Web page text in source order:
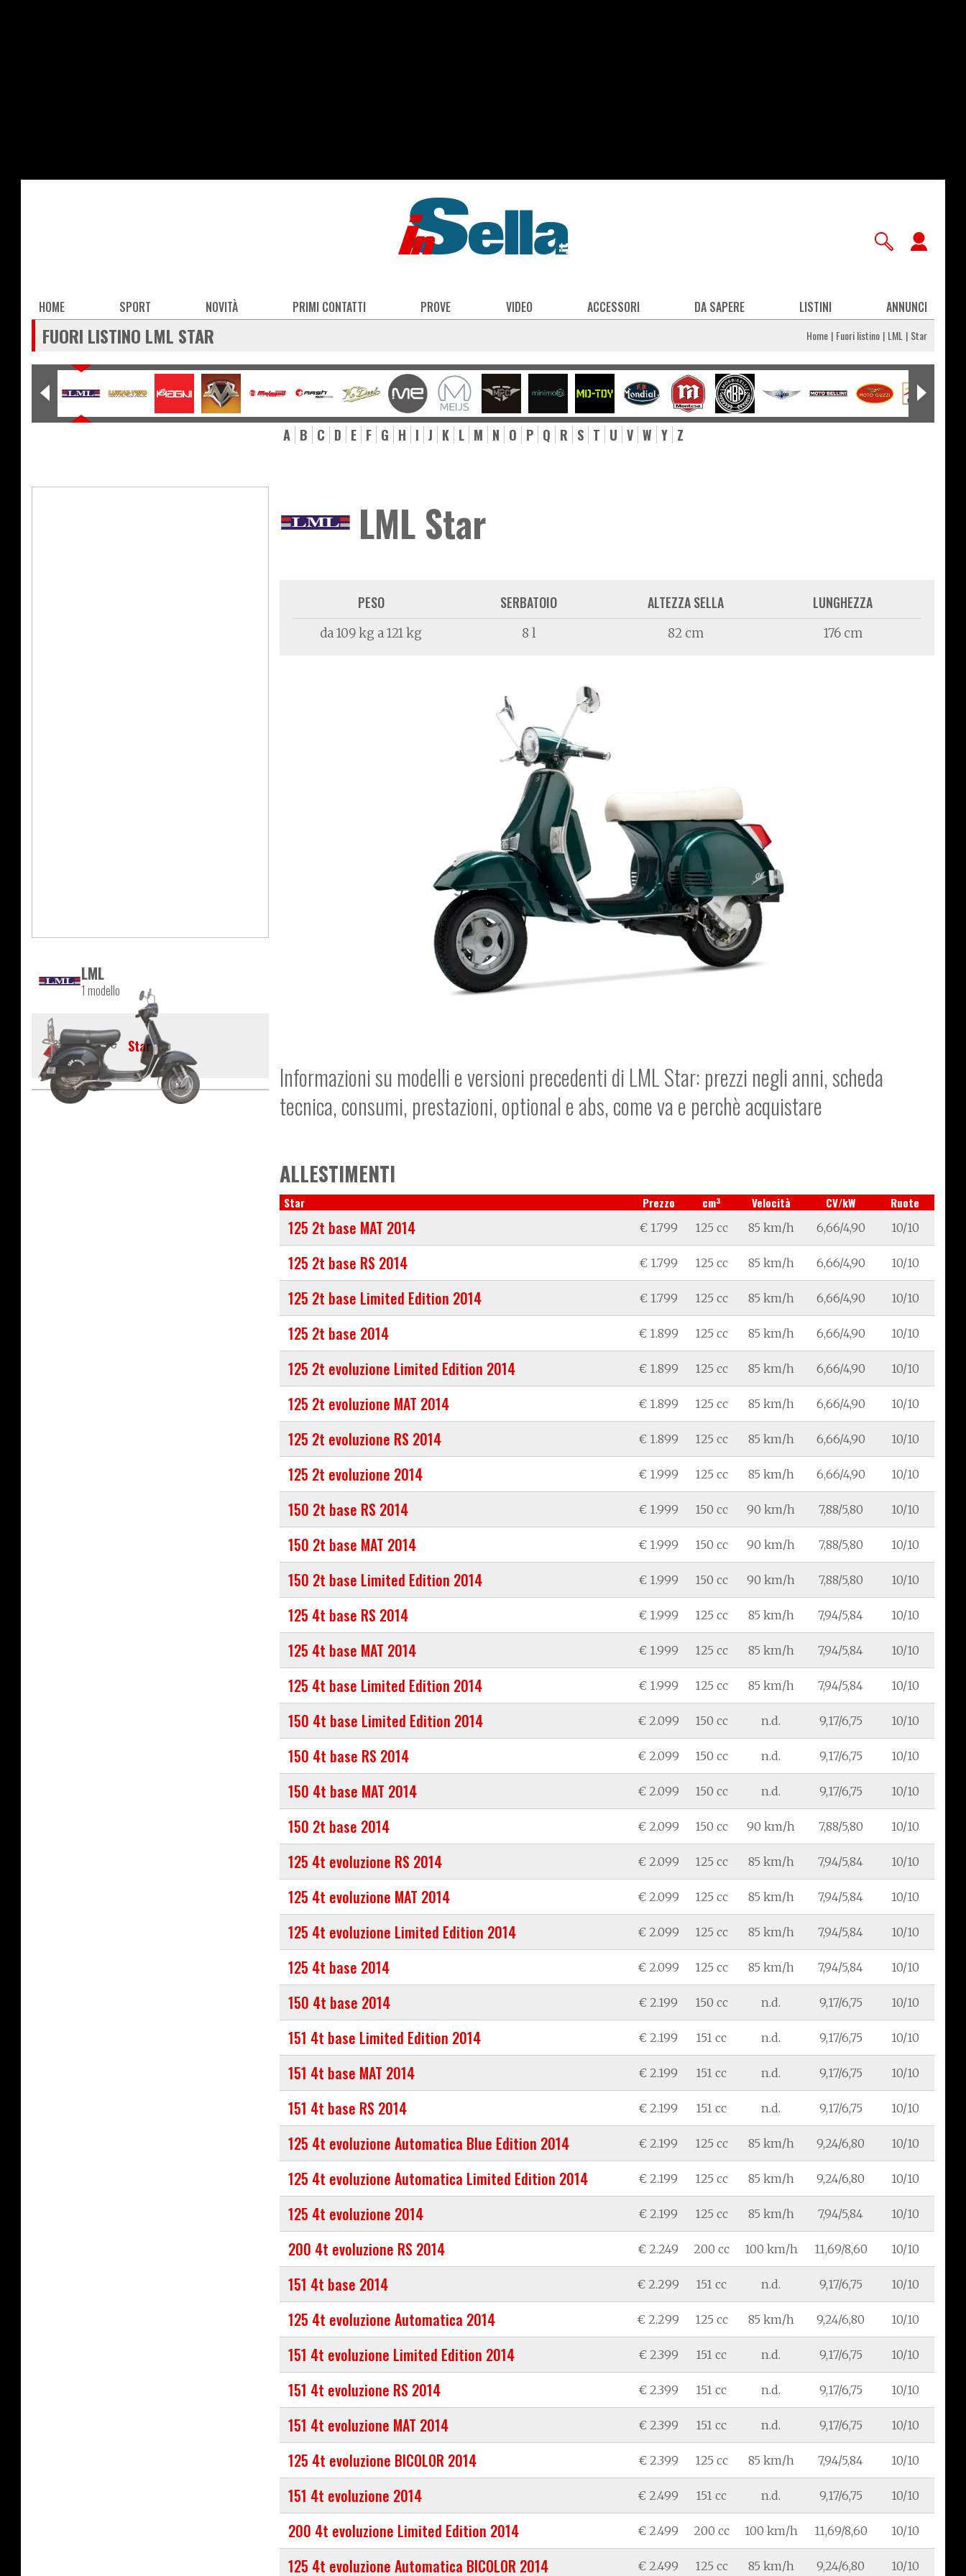
Main
navigation
HOME SPORT NOVITÀ PRIMI CONTATTI PROVE VIDEO ACCESSORI DA SAPERE LISTINI ANNUNCI
FUORI LISTINO LML STAR Home Fuori listino LML Star
A B C D E F G H I J K L M N O P Q R S T U V W Y Z
LML
1 modello
Star
LML Star
PESO
da 109 kg a 121 kg
SERBATOIO
8 l
ALTEZZA SELLA
82 cm
LUNGHEZZA
176 cm
Informazioni su modelli e versioni precedenti di LML Star: prezzi negli anni, scheda
tecnica, consumi, prestazioni, optional e abs, come va e perchè acquistare
ALLESTIMENTI
Star Prezzo cm3 Velocità CV/kW Ruote
125 2t base MAT 2014 € 1.799 125 cc 85 km/h 6,66/4,90 10/10
125 2t base RS 2014 € 1.799 125 cc 85 km/h 6,66/4,90 10/10
125 2t base Limited Edition 2014 € 1.799 125 cc 85 km/h 6,66/4,90 10/10
125 2t base 2014 € 1.899 125 cc 85 km/h 6,66/4,90 10/10
125 2t evoluzione Limited Edition 2014 € 1.899 125 cc 85 km/h 6,66/4,90 10/10
125 2t evoluzione MAT 2014 € 1.899 125 cc 85 km/h 6,66/4,90 10/10
125 2t evoluzione RS 2014 € 1.899 125 cc 85 km/h 6,66/4,90 10/10
125 2t evoluzione 2014 € 1.999 125 cc 85 km/h 6,66/4,90 10/10
150 2t base RS 2014 € 1.999 150 cc 90 km/h 7,88/5,80 10/10
150 2t base MAT 2014 € 1.999 150 cc 90 km/h 7,88/5,80 10/10
150 2t base Limited Edition 2014 € 1.999 150 cc 90 km/h 7,88/5,80 10/10
125 4t base RS 2014 € 1.999 125 cc 85 km/h 7,94/5,84 10/10
125 4t base MAT 2014 € 1.999 125 cc 85 km/h 7,94/5,84 10/10
125 4t base Limited Edition 2014 € 1.999 125 cc 85 km/h 7,94/5,84 10/10
150 4t base Limited Edition 2014 € 2.099 150 cc n.d. 9,17/6,75 10/10
150 4t base RS 2014 € 2.099 150 cc n.d. 9,17/6,75 10/10
150 4t base MAT 2014 € 2.099 150 cc n.d. 9,17/6,75 10/10
150 2t base 2014 € 2.099 150 cc 90 km/h 7,88/5,80 10/10
125 4t evoluzione RS 2014 € 2.099 125 cc 85 km/h 7,94/5,84 10/10
125 4t evoluzione MAT 2014 € 2.099 125 cc 85 km/h 7,94/5,84 10/10
125 4t evoluzione Limited Edition 2014 € 2.099 125 cc 85 km/h 7,94/5,84 10/10
125 4t base 2014 € 2.099 125 cc 85 km/h 7,94/5,84 10/10
150 4t base 2014 € 2.199 150 cc n.d. 9,17/6,75 10/10
151 4t base Limited Edition 2014 € 2.199 151 cc n.d. 9,17/6,75 10/10
151 4t base MAT 2014 € 2.199 151 cc n.d. 9,17/6,75 10/10
151 4t base RS 2014 € 2.199 151 cc n.d. 9,17/6,75 10/10
125 4t evoluzione Automatica Blue Edition 2014 € 2.199 125 cc 85 km/h 9,24/6,80 10/10
125 4t evoluzione Automatica Limited Edition 2014 € 2.199 125 cc 85 km/h 9,24/6,80 10/10
125 4t evoluzione 2014 € 2.199 125 cc 85 km/h 7,94/5,84 10/10
200 4t evoluzione RS 2014 € 2.249 200 cc 100 km/h 11,69/8,60 10/10
151 4t base 2014 € 2.299 151 cc n.d. 9,17/6,75 10/10
125 4t evoluzione Automatica 2014 € 2.299 125 cc 85 km/h 9,24/6,80 10/10
151 4t evoluzione Limited Edition 2014 € 2.399 151 cc n.d. 9,17/6,75 10/10
151 4t evoluzione RS 2014 € 2.399 151 cc n.d. 9,17/6,75 10/10
151 4t evoluzione MAT 2014 € 2.399 151 cc n.d. 9,17/6,75 10/10
125 4t evoluzione BICOLOR 2014 € 2.399 125 cc 85 km/h 7,94/5,84 10/10
151 4t evoluzione 2014 € 2.499 151 cc n.d. 9,17/6,75 10/10
200 4t evoluzione Limited Edition 2014 € 2.499 200 cc 100 km/h 11,69/8,60 10/10
125 4t evoluzione Automatica BICOLOR 2014 € 2.499 125 cc 85 km/h 9,24/6,80 10/10